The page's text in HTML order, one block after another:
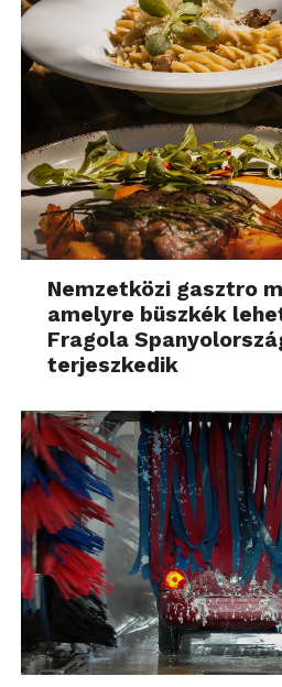
Nemzetközi gasztro
amelyre büszkék
Fragola
terjeszkedik